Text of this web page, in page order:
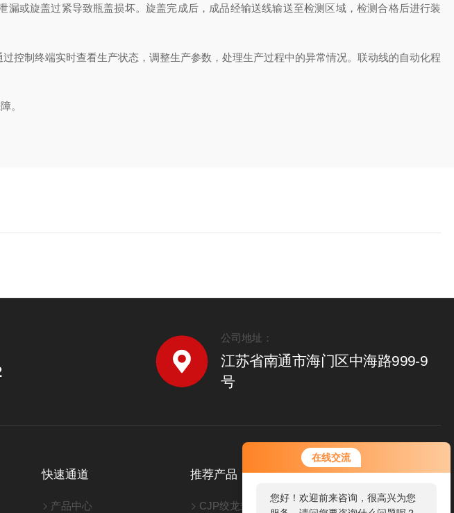
在线交流
您好！欢迎前来咨询，很高兴为您
或旋盖过紧导致瓶盖损坏。旋盖完成后，成品经输送线输送至检测区域，检测合格后进行装
控制终端实时查看生产状态，调整生产参数，处理生产过程中的异常情况。联动线的自动化程
。
公司地址：
江苏省南通市海门区中海路999-9
号
快速通道
产品中心
推荐产品
CJP绞龙式超声波洗瓶机